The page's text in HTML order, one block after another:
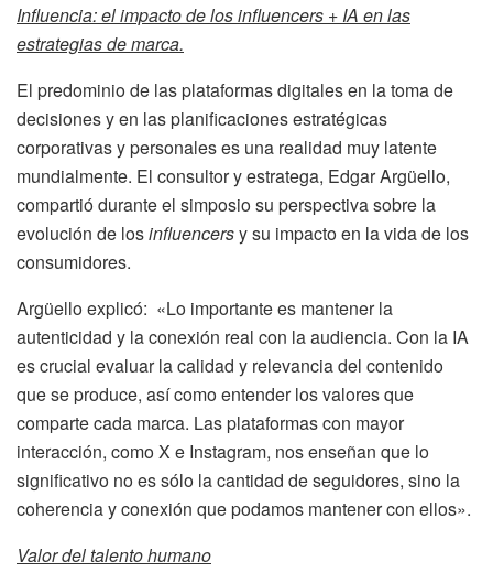
Influencia: el impacto de los influencers + IA en las
estrategias de marca.
El predominio de las plataformas digitales en la toma de
decisiones y en las planificaciones estratégicas
corporativas y personales es una realidad muy latente
mundialmente. El consultor y estratega, Edgar Argüello,
compartió durante el simposio su perspectiva sobre la
evolución de losinfluencersy su impacto en la vida de los
consumidores.
Argüello explicó: «Lo importante es mantener la
autenticidad y la conexión real con la audiencia. Con la IA
es crucial evaluar la calidad y relevancia del contenido
que se produce, así como entender los valores que
comparte cada marca. Las plataformas con mayor
interacción, como X e Instagram, nos enseñan que lo
significativo no es sólo la cantidad de seguidores, sino la
coherencia y conexión que podamos mantener con ellos».
Valor del talento humano